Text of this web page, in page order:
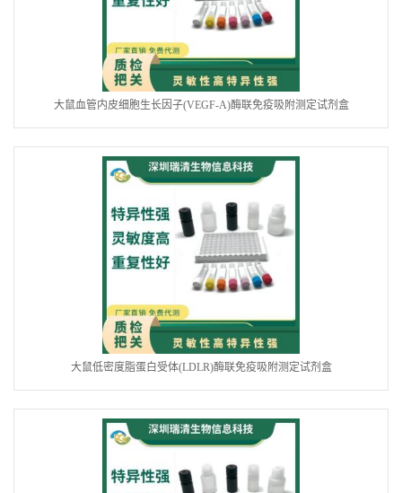
大鼠血管内皮细胞生长因子(VEGF-A)酶联免疫吸附测定试剂盒
大鼠低密度脂蛋白受体(LDLR)酶联免疫吸附测定试剂盒